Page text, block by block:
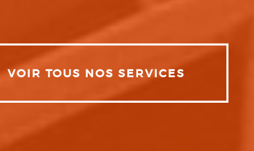
VOIR TOUS NOS SERVICES